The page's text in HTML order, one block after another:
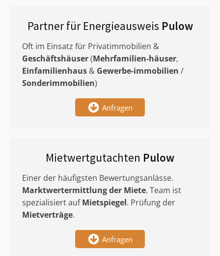
Partner für Energieausweis Pulow
Oft im Einsatz für Privatimmobilien &
Geschäftshäuser(Mehrfamilien-häuser,
Einfamilienhaus & Gewerbe-immobilien /
Sonderimmobilien)
Anfragen
Mietwertgutachten Pulow
Einer der häufigsten Bewertungsanlässe.
Marktwertermittlungder Miete. Team ist
spezialisiert aufMietspiegel. Prüfung der
Mietverträge.
Anfragen